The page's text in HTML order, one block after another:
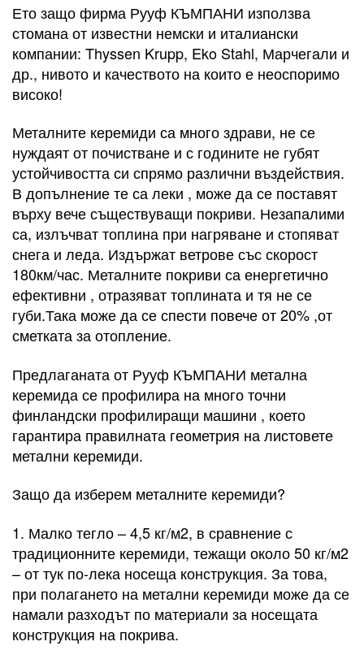
Ето защо фирма Рууф КЪМПАНИ използва
стомана от известни немски и италиански
компании: Thyssen Krupp, Eko Stahl, Марчегали и
др., нивото и качеството на които е неоспоримо
високо!
Металните керемиди са много здрави, не се
нуждаят от почистване и с годините не губят
устойчивостта си спрямо различни въздействия.
В допълнение те са леки , може да се поставят
върху вече съществуващи покриви. Незапалими
са, излъчват топлина при нагряване и стопяват
снега и леда. Издържат ветрове със скорост
180км/час. Металните покриви са енергетично
ефективни , отразяват топлината и тя не се
губи.Така може да се спести повече от 20% ,от
сметката за отопление.
Предлаганата от Рууф КЪМПАНИ метална
керемида се профилира на много точни
финландски профилиращи машини , което
гарантира правилната геометрия на листовете
метални керемиди.
Защо да изберем металните керемиди?
1. Малко тегло – 4,5 кг/м2, в сравнение с
традиционните керемиди, тежащи около 50 кг/м2
– от тук по-лека носеща конструкция. За това,
при полагането на метални керемиди може да се
намали разходът по материали за носещата
конструкция на покрива.